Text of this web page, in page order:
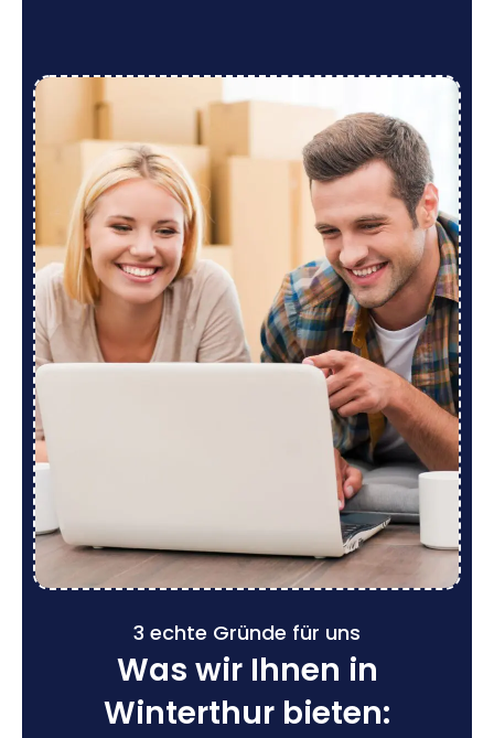
3 echte Gründe für uns
Was wir Ihnen in
Winterthur bieten: